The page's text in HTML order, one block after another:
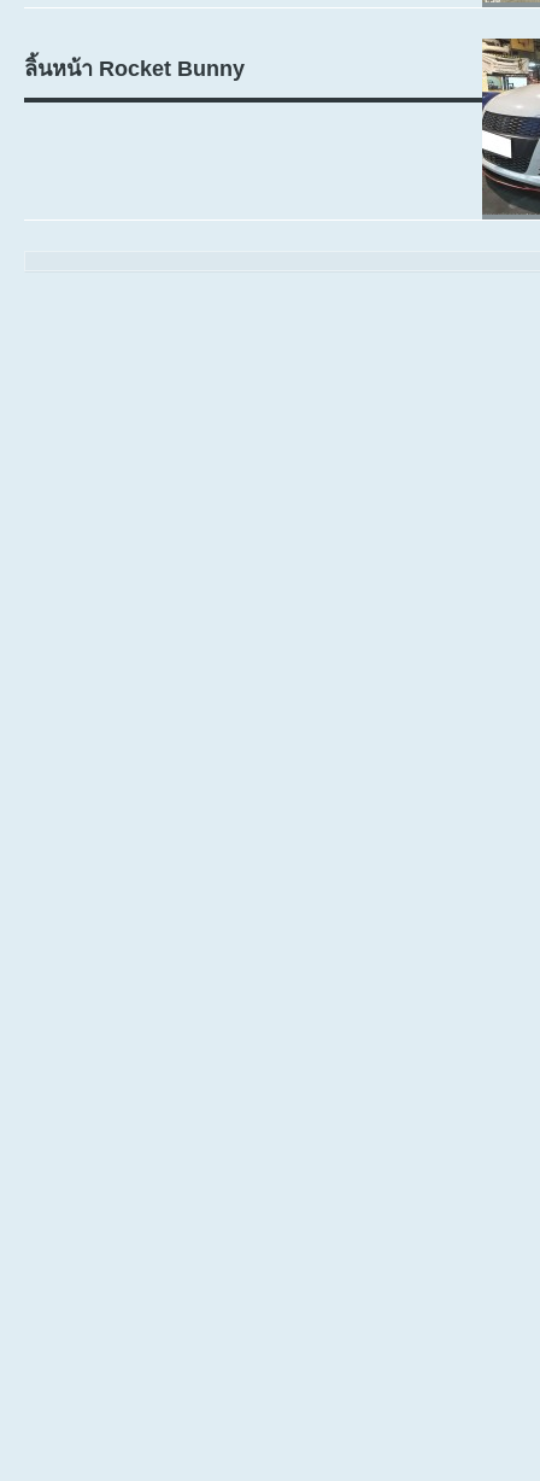
ลิ้นหน้า Rocket Bunny